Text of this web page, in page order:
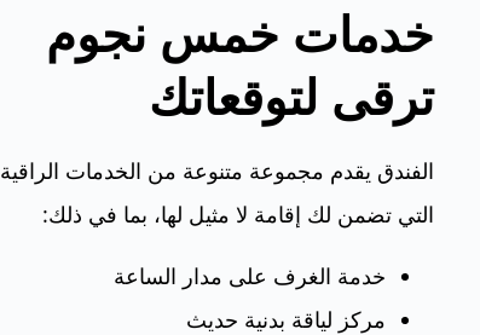
خدمات خمس نجوم
ترقى لتوقعاتك
الفندق يقدم مجموعة متنوعة من الخدمات الراقية
التي تضمن لك إقامة لا مثيل لها، بما في ذلك:
خدمة الغرف على مدار الساعة
مركز لياقة بدنية حديث